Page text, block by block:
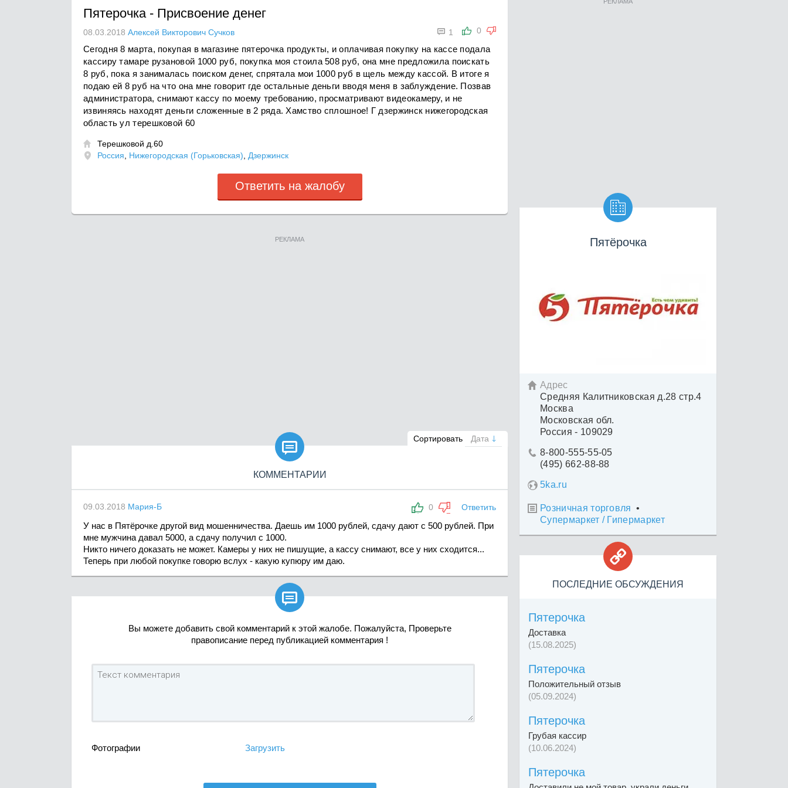
Пятерочка- Присвоение денег
0
 1
08.03.2018 Алексей Викторович Сучков
Сегодня 8 марта, покупая в магазине пятерочка продукты, и оплачивая покупку на кассе подала
кассиру тамаре рузановой 1000 руб, покупка моя стоила 508 руб, она мне предложила поискать
8 руб, пока я занималась поиском денег, спрятала мои 1000 руб в щель между кассой. В итоге я
подаю ей 8 руб на что она мне говорит где остальные деньги вводя меня в заблуждение. Позвав
администратора, снимают кассу по моему требованию, просматривают видеокамеру, и не
извиняясь находят деньги сложенные в 2 ряда. Хамство сплошное! Г дзержинск нижегородская
область ул терешковой 60

Терешковой д.60
Россия
Нижегородская (Горьковская) Дзержинск
Ответить на жалобу
РЕКЛАМА
Сортировать Дата

КОММЕНТАРИИ
0 Ответить
09.03.2018 Мария-Б
У нас в Пятёрочке другой вид мошенничества. Даешь им 1000 рублей, сдачу дают с 500 рублей. При
мне мужчина давал 5000, а сдачу получил с 1000.
Никто ничего доказать не может. Камеры у них не пишущие, а кассу снимают, все у них сходится...
Теперь при любой покупке говорю вслух - какую купюру им даю.

Вы можете добавить свой комментарий к этой жалобе. Пожалуйста, Проверьте
правописание перед публикацией комментария !
Фотографии Загрузить

Пятёрочка
 Адрес
Средняя Калитниковская д.28 стр.4
Москва
Московская обл.
Россия - 109029
 8-800-555-55-05
(495) 662-88-88
5ka.ru
 Розничная торговля •
Супермаркет / Гипермаркет

ПОСЛЕДНИЕ ОБСУЖДЕНИЯ
Пятерочка
Доставка
(15.08.2025)
Пятерочка
Положительный отзыв
(05.09.2024)
Пятерочка
Грубая кассир
(10.06.2024)
Пятерочка